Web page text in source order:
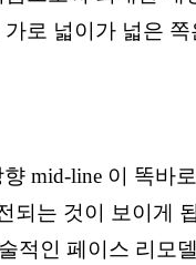
로 넓이가 넓은
mid-line 이 똑바
되는 것이 보이게
적인 페이스 리모